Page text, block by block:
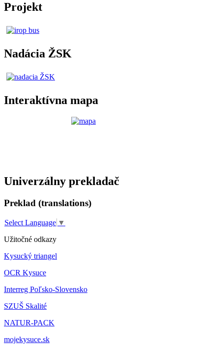
Projekt
Nadácia ŽSK
Interaktívna mapa
Univerzálny prekladač
Preklad (translations)
Select Language ▼
Užitočné odkazy
Kysucký triangel
OCR Kysuce
Interreg Poľsko-Slovensko
SZUŠ Skalité
NATUR-PACK
mojekysuce.sk